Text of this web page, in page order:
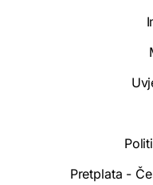
Pretplata -